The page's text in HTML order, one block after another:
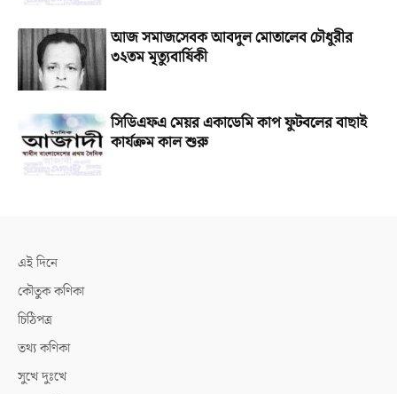
আজ সমাজসেবক আবদুল মোতালেব চৌধুরীর
৩২তম মৃত্যুবার্ষিকী
সিডিএফএ মেয়র একাডেমি কাপ ফুটবলের বাছাই
কার্যক্রম কাল শুরু
এই দিনে
কৌতুক কণিকা
চিঠিপত্র
তথ্য কণিকা
সুখে দুঃখে